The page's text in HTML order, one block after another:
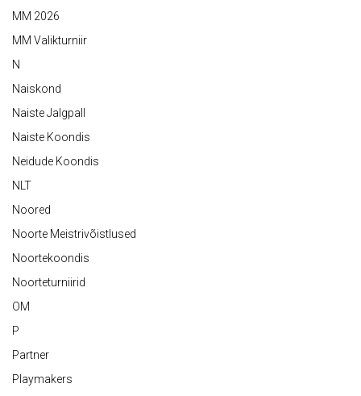
MM 2026
MM Valikturniir
N
Naiskond
Naiste Jalgpall
Naiste Koondis
Neidude Koondis
NLT
Noored
Noorte Meistrivõistlused
Noortekoondis
Noorteturniirid
OM
P
Partner
Playmakers